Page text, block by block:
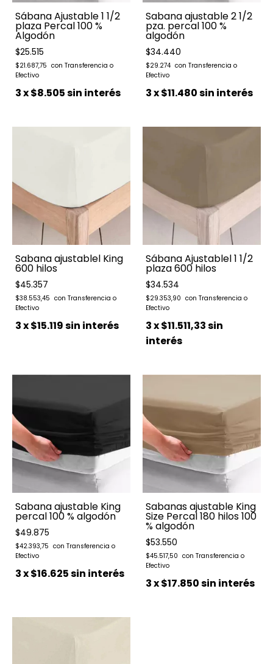
Sábana Ajustable 1 1/2
plaza Percal 100 %
Algodón
$25.515
$21.687,75
3x$8.505sin interés
Sabana ajustable 2 1/2
pza. percal 100 %
algodón
$34.440
$29.274
3x$11.480sin interés
Sabana ajustablel King
600 hilos
$45.357
$38.553,45
3x$15.119sin interés
Sábana Ajustablel 1 1/2
plaza 600 hilos
$34.534
$29.353,90
3x$11.511,33sin
interés
Sabana ajustable King
percal 100 % algodón
$49.875
$42.393,75
3x$16.625sin interés
Sabanas ajustable King
Size Percal 180 hilos 100
% algodón
$53.550
$45.517,50
3x$17.850sin interés